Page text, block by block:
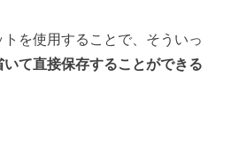
を使用することで、そういっ
て直接保存することができる